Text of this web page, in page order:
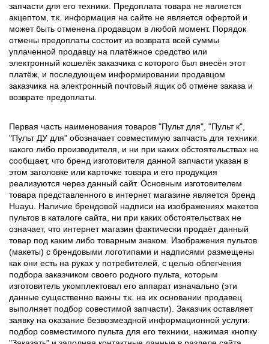
запчасти для его техники. Предоплата товара не является
акцептом, т.к. информация на сайте не является офертой и
может быть отменена продавцом в любой момент. Порядок
отмены предоплаты состоит из возврата всей суммы
уплаченной продавцу на платёжное средство или
электронный кошелёк заказчика с которого был внесён этот
платёж, и последующем информировании продавцом
заказчика на электронный почтовый ящик об отмене заказа и
возврате предоплаты.
Первая часть наименования товаров "Пульт для", "Пульт к",
"Пульт ДУ для" обозначает совместимую запчасть для техники
какого либо производителя, и ни при каких обстоятельствах не
сообщает, что бренд изготовителя данной запчасти указан в
этом заголовке или карточке товара и его продукция
реализуются через данный сайт. Основным изготовителем
товара представленного в интернет магазине является бренд
Huayu. Наличие брендовой надписи на изображениях макетов
пультов в каталоге сайта, ни при каких обстоятельствах не
означает, что интернет магазин фактически продаёт данный
товар под каким либо товарным знаком. Изображения пультов
(макеты) с брендовыми логотипами и надписями размещены
как они есть на руках у потребителей, с целью облегчения
подбора заказчиком своего родного пульта, которым
изготовитель укомплектовал его аппарат изначально (эти
данные существенно важны т.к. на их основании продавец
выполняет подбор совестимой запчасти). Заказчик оставляет
заявку на оказание безвозмездной информационной услуги:
подбор совместимого пульта для его техники, нажимая кнопку